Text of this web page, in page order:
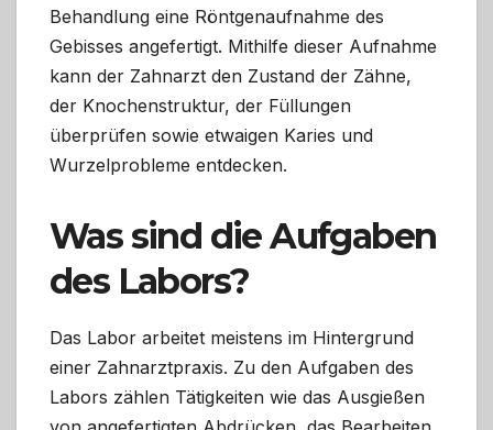
Behandlung eine Röntgenaufnahme des
Gebisses angefertigt. Mithilfe dieser Aufnahme
kann der Zahnarzt den Zustand der Zähne,
der Knochenstruktur, der Füllungen
überprüfen sowie etwaigen Karies und
Wurzelprobleme entdecken.
Was sind die Aufgaben
des Labors?
Das Labor arbeitet meistens im Hintergrund
einer Zahnarztpraxis. Zu den Aufgaben des
Labors zählen Tätigkeiten wie das Ausgießen